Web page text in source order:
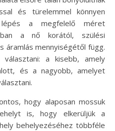
és türelemmel könnyen
a megfelelő méret
a nő korától, szülési
áramlás mennyiségétől függ.
a kisebb, amely
és a nagyobb, amelyet
hogy alaposan mossuk
is, hogy elkerüljük a
behelyezéséhez többféle